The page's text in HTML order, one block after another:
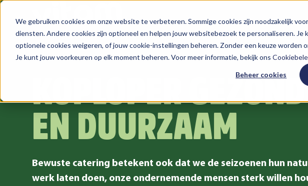
We gebruiken cookies om onze website te verbeteren. Sommige cookies zijn noodzakelijk
diensten. Andere cookies zijn optioneel en helpen jouw websitebezoek te personaliseren. Je
optionele cookies weigeren, of jouw cookie-instellingen beheren. Zonder een keuze worden
Je kunt jouw voorkeuren op elk moment beheren. Voor meer informatie, bekijk ons
Beheer cookies
Zoeken
KOPLOPER GEZOND
EN DUURZAAM
Bewuste catering betekent ook dat we de seizoenen hun
werk laten doen, onze ondernemende mensen sterk willen